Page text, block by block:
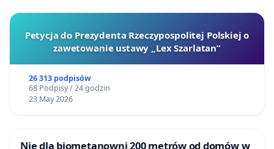
Petycja do Prezydenta Rzeczypospolitej Polskiej o
zawetowanie ustawy „Lex Szarlatan”
26 313 podpisów
68 Podpisy / 24 godzin
23 May 2026
Nie dla biometanowni 200 metrów od domów w